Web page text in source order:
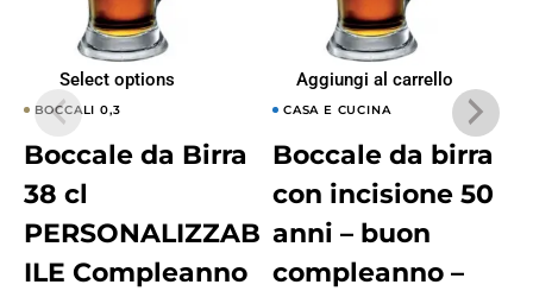
Select options
BOCCALI 0,3
Boccale da Birra
38 cl
PERSONALIZZAB
ILE Compleanno
Aggiungi al carrello
CASA E CUCINA
Boccale da birra
con incisione 50
anni – buon
compleanno –